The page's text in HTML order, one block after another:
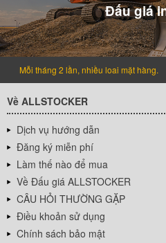
Đấu giá
Mỗi tháng 2 lần, nhiều loai mặt hàng.
Về ALLSTOCKER
Dịch vụ hướng dẫn
Đăng ký miễn phí
Làm thế nào để mua
Về Đấu giá ALLSTOCKER
CÂU HỎI THƯỜNG GẶP
Điều khoản sử dụng
Chính sách bảo mật